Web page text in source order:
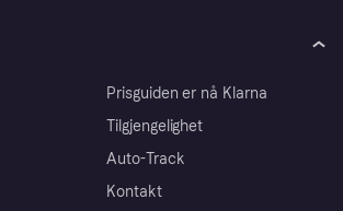
Prisguiden er nå Klarna
Tilgjengelighet
Auto-Track
Kontakt